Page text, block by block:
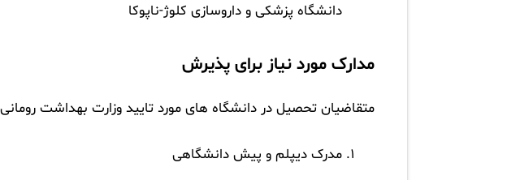
دانشگاه پزشکی و داروسازی کلوژ-ناپوکا
مدارک مورد نیاز برای پذیرش
متقاضیان تحصیل در دانشگاه های مورد تایید وزارت بهداشت رومانی
مدرک دیپلم و پیش دانشگاهی